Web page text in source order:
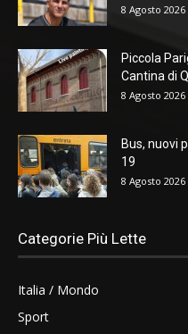
8 Agosto 2026
Piccola
Cantina di
8 Agosto 2026
Bus, nuovi
19
8 Agosto 2026
Categorie Più Lette
Italia / Mondo
Sport